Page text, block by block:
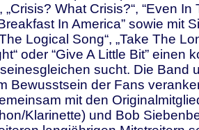
„Crisis? What Crisis?“, “Even
In America” sowie mit
Logical Song“, „Take The
oder “Give A Little Bit” einen
sucht. Die Band
Bewusstsein der Fans
mit den
Klarinette) und Bob